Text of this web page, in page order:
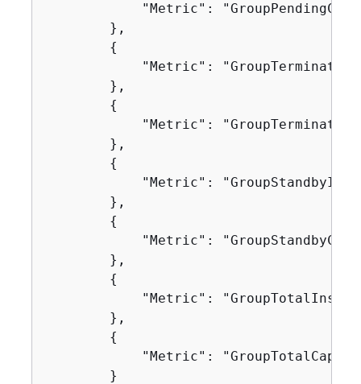
"Metric":
        },
{
"Metric":
        },
{
"Metric":
        },
{
"Metric":
        },
{
"Metric":
        },
{
"Metric":
        },
{
"Metric":
        }